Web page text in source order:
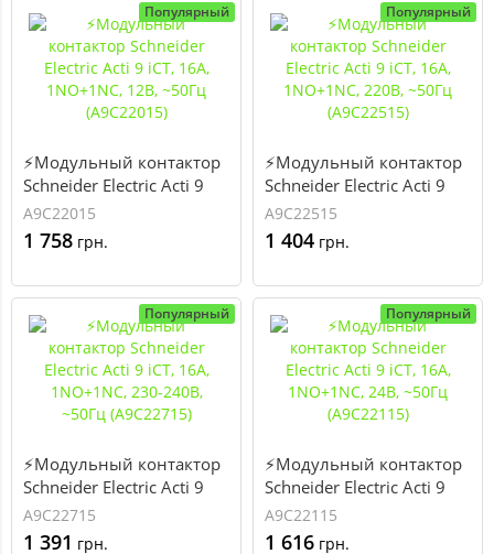
Популярный
⚡Модульный контактор
Schneider Electric Acti 9
iCT, 16А, 1NO+1NC, 12В,
~50Гц (А9С22015)
A9C22015
1 758 грн.
Популярный
⚡Модульный контактор
Schneider Electric Acti 9
iCT, 16А, 1NO+1NC, 220В,
~50Гц (А9С22515)
A9C22515
1 404 грн.
Популярный
⚡Модульный контактор
Schneider Electric Acti 9
iCT, 16А, 1NO+1NC, 230-
240В, ~50Гц (А9С22715)
A9C22715
1 391 грн.
Популярный
⚡Модульный контактор
Schneider Electric Acti 9
iCT, 16А, 1NO+1NC, 24В,
~50Гц (А9С22115)
A9C22115
1 616 грн.